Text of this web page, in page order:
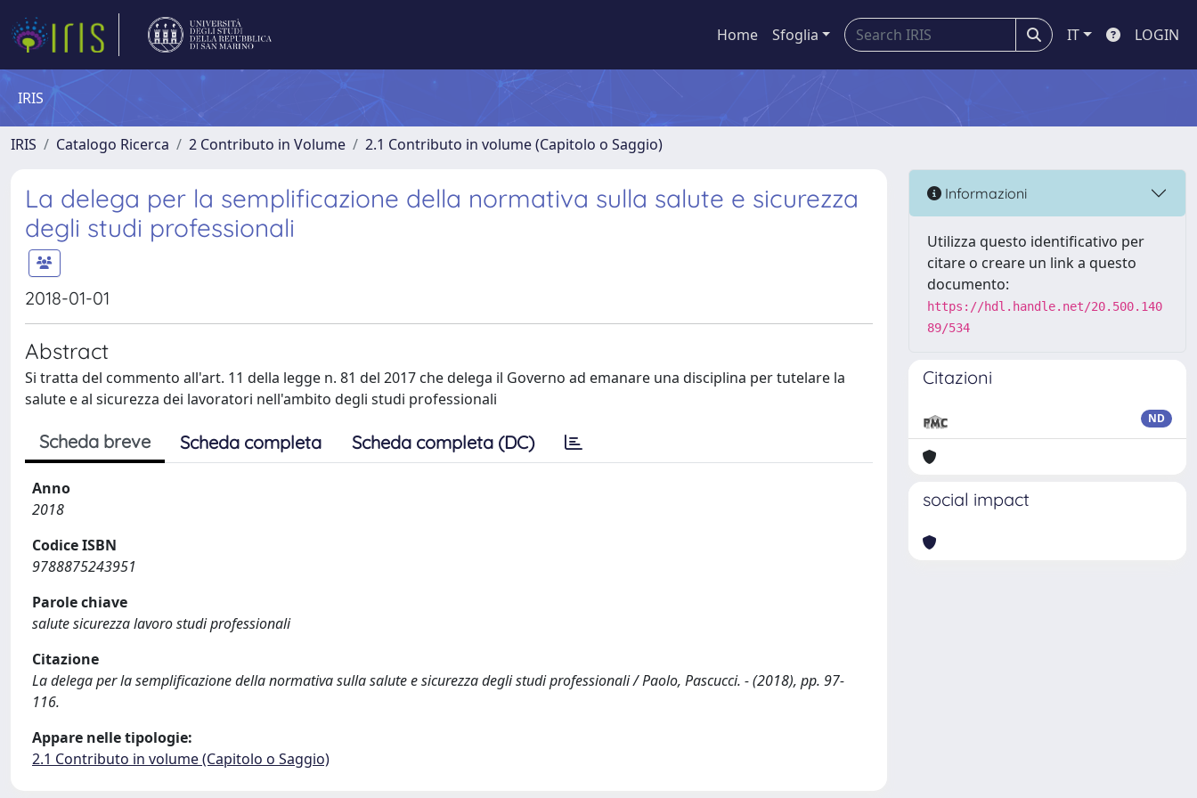
Home Sfoglia IT LOGIN
IRIS
IRIS Catalogo Ricerca 2 Contributo in Volume 2.1 Contributo in volume (Capitolo o Saggio)
La delega per la semplificazione della normativa sulla salute e sicurezza
degli studi professionali
2018-01-01
Abstract
Si tratta del commento all'art. 11 della legge n. 81 del 2017 che delega il Governo ad emanare una disciplina per tutelare la
salute e al sicurezza dei lavoratori nell'ambito degli studi professionali
Scheda breve Scheda completa Scheda completa (DC)
Anno
2018
Codice ISBN
9788875243951
Parole chiave
salute sicurezza lavoro studi professionali
Citazione
La delega per la semplificazione della normativa sulla salute e sicurezza degli studi professionali / Paolo, Pascucci. - (2018), pp. 97-
116.
Appare nelle tipologie:
2.1 Contributo in volume (Capitolo o Saggio)
Informazioni
Utilizza questo identificativo per
citare o creare un link a questo
documento:
https://hdl.handle.net/20.500.140
89/534
Citazioni
ND
social impact